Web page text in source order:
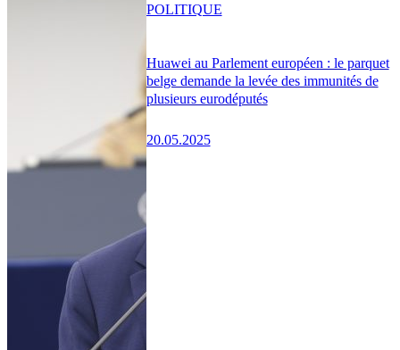
Huawei au Parlement européen : le parquet
belge demande la levée des immunités de
plusieurs eurodéputés
20.05.2025
POLITIQUE